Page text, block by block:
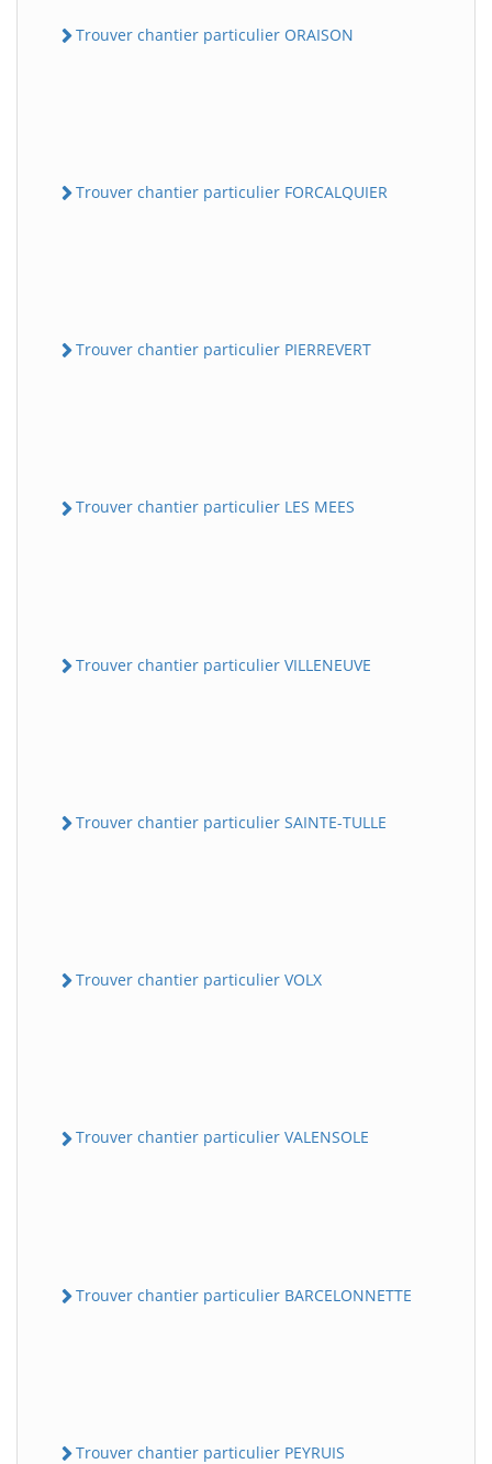
Trouver chantier particulier ORAISON
Trouver chantier particulier FORCALQUIER
Trouver chantier particulier PIERREVERT
Trouver chantier particulier LES MEES
Trouver chantier particulier VILLENEUVE
Trouver chantier particulier SAINTE-TULLE
Trouver chantier particulier VOLX
Trouver chantier particulier VALENSOLE
Trouver chantier particulier BARCELONNETTE
Trouver chantier particulier PEYRUIS